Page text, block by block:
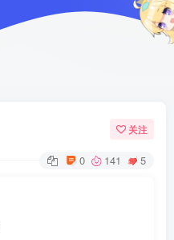
关注
0 141 5